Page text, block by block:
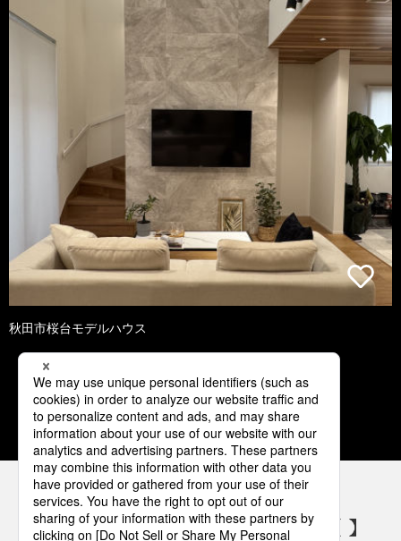
秋田市桜台モデルハウス
1 2 3 4 5
パナソニックの電気設備 SNSアカウント